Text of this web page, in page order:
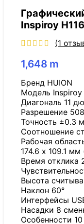
Inspiroy
(1
1,648 m
Бренд HUION
Модель Inspiroy
Диагональ 11
Разрешение
Точность ±0.3
Соотношение
Рабочая
174.6 x 109.1
Время отклика
Высота
Наклон 60°
Интерфейсы
Насадки 8
Особенности